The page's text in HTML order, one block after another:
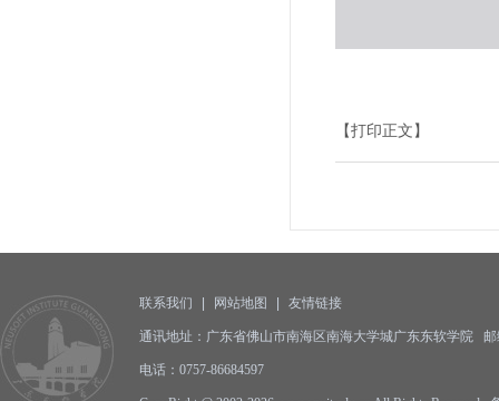
【打印正文】
联系我们 网站地图 友情链接
通讯地址：广东省佛山市南海区南海大学城广东东软学院 邮
电话：0757-86684597